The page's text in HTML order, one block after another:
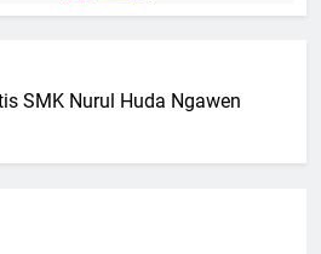
SMK Nurul Huda Ngawen